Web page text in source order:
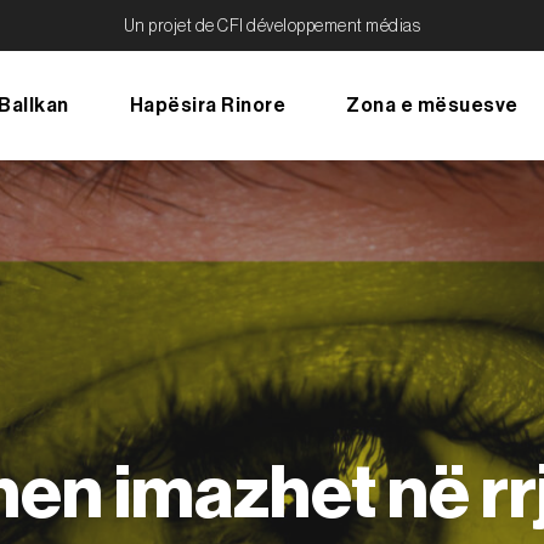
Un projet de CFI développement médias
Hapësira Rinore Zona e mësuesve
imazhet në